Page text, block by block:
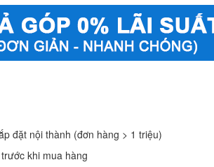
đặt nội thành (đơn hàng > 1 triệu)
khi mua hàng